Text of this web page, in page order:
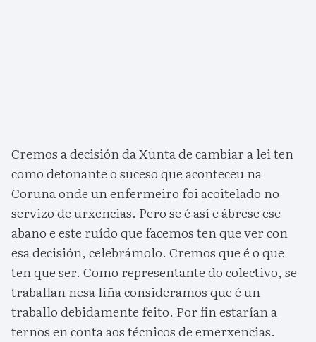
Cremos a decisión da Xunta de cambiar a lei ten
como detonante o suceso que aconteceu na
Coruña onde un enfermeiro foi acoitelado no
servizo de urxencias. Pero se é así e ábrese ese
abano e este ruído que facemos ten que ver con
esa decisión, celebrámolo. Cremos que é o que
ten que ser. Como representante do colectivo, se
traballan nesa liña consideramos que é un
traballo debidamente feito. Por fin estarían a
ternos en conta aos técnicos de emerxencias.